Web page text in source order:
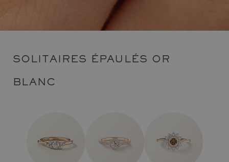
SOLITAIRES ÉPAULÉS OR
BLANC